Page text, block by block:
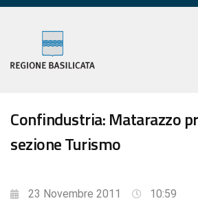
Confindustria: Matarazzo
sezione Turismo
23 Novembre 2011 10:59